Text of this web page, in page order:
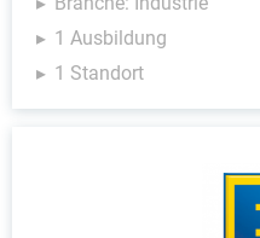
1 Ausbildung
1 Standort